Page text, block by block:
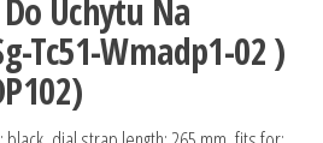
Uchytu Na
Tc51-Wmadp1-02 )